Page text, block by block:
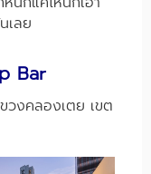
เลย
Bar
ลองเตย เขต